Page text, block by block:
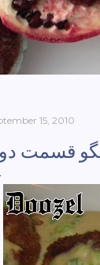
15, 2010
قسمت